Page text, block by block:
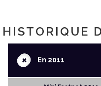
HISTORIQUE
+En 2011